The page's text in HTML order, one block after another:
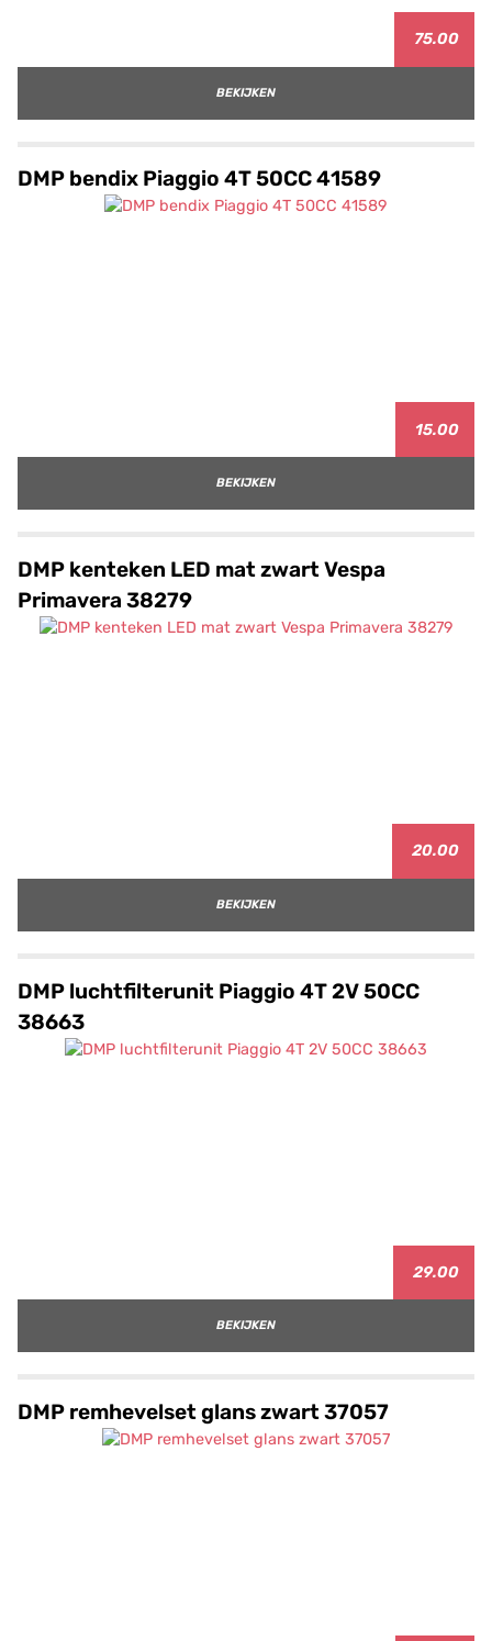
75.00
BEKIJKEN
DMP bendix Piaggio 4T 50CC 41589
15.00
BEKIJKEN
DMP kenteken LED mat zwart Vespa
Primavera 38279
20.00
BEKIJKEN
DMP luchtfilterunit Piaggio 4T 2V 50CC
38663
29.00
BEKIJKEN
DMP remhevelset glans zwart 37057